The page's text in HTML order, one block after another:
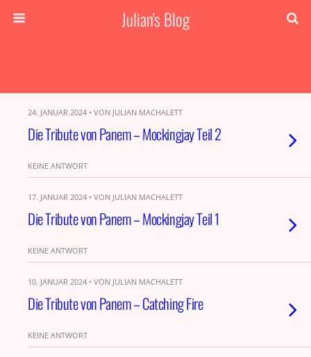
Julian's Blog
24. JANUAR 2024 • VON JULIAN MACHALETT
Die Tribute von Panem – Mockingjay Teil 2
KEINE ANTWORT
17. JANUAR 2024 • VON JULIAN MACHALETT
Die Tribute von Panem – Mockingjay Teil 1
KEINE ANTWORT
10. JANUAR 2024 • VON JULIAN MACHALETT
Die Tribute von Panem – Catching Fire
KEINE ANTWORT